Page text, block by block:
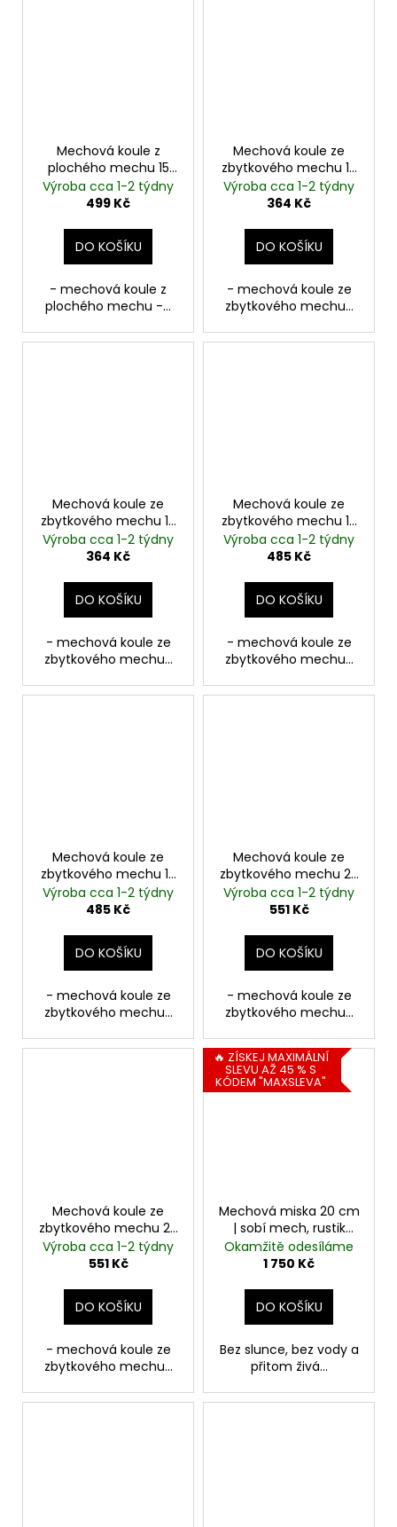
Mechová koule z
plochého mechu 15
cm
Výroba cca 1-2 týdny
499 Kč
DO KOŠÍKU
- mechová koule z
plochého mechu -...
Mechová koule ze
zbytkového mechu 10
cm | světle zelená
Výroba cca 1-2 týdny
364 Kč
DO KOŠÍKU
- mechová koule ze
zbytkového mechu...
Mechová koule ze
zbytkového mechu 10
cm | tmavě zelená
Výroba cca 1-2 týdny
364 Kč
DO KOŠÍKU
- mechová koule ze
zbytkového mechu...
Mechová koule ze
zbytkového mechu 15
cm | světle zelená
Výroba cca 1-2 týdny
485 Kč
DO KOŠÍKU
- mechová koule ze
zbytkového mechu...
Mechová koule ze
zbytkového mechu 15
cm | tmavě zelená
Výroba cca 1-2 týdny
485 Kč
DO KOŠÍKU
- mechová koule ze
zbytkového mechu...
Mechová koule ze
zbytkového mechu 20
cm | světle zelená
Výroba cca 1-2 týdny
551 Kč
DO KOŠÍKU
- mechová koule ze
zbytkového mechu...
Mechová koule ze
zbytkového mechu 20
cm | tmavě zelená
Výroba cca 1-2 týdny
551 Kč
DO KOŠÍKU
- mechová koule ze
zbytkového mechu...
🔥 ZÍSKEJ MAXIMÁLNÍ
SLEVU AŽ 45 % S
KÓDEM "MAXSLEVA"
Mechová miska 20 cm
| sobí mech, rustik
mořený květináč
Okamžitě odesíláme
1 750 Kč
DO KOŠÍKU
Bez slunce, bez vody a
přitom živá...